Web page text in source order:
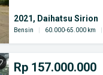
2021, Daihatsu Sirion
Bensin 60.000-65.000 km
Rp 157.000.000